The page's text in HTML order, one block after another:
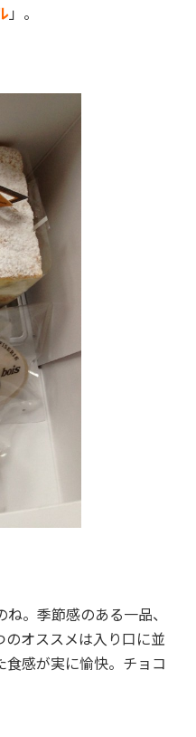
」。
。季節感のある一品、
オススメは入り口に並
感が実に愉快。チョコ